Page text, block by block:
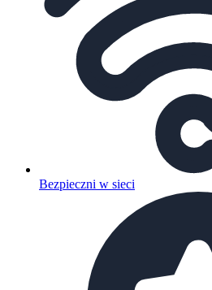
Bezpieczni w sieci